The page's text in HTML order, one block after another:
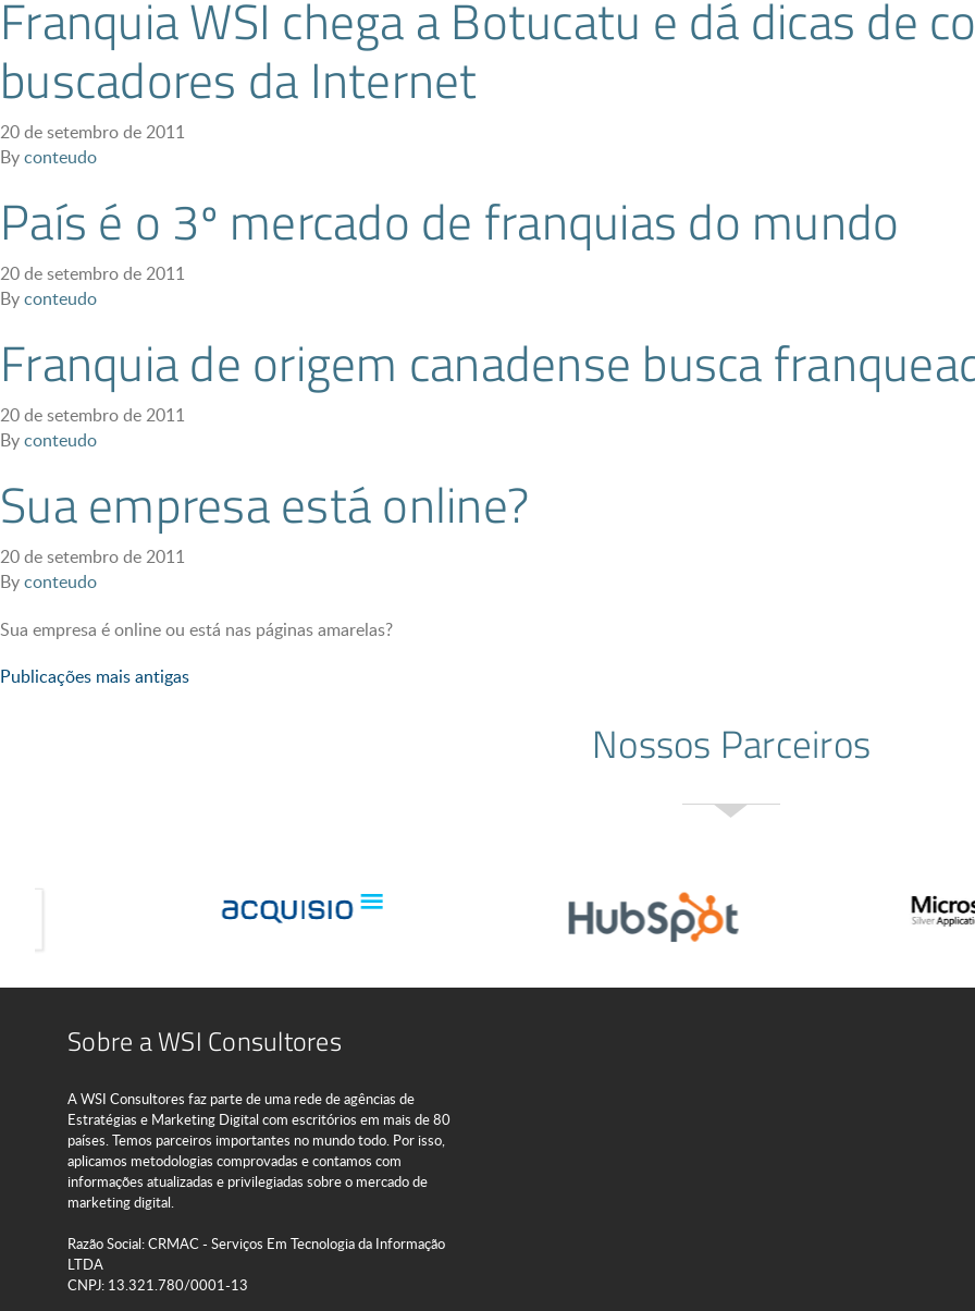
Franquia WSI chega a Botucatu e dá dicas de
buscadores da Internet
20 de setembro de 2011
Byconteudo
País é o 3º mercado de franquias do mundo
20 de setembro de 2011
Byconteudo
Franquia de origem canadense busca
20 de setembro de 2011
Byconteudo
Sua empresa está online?
20 de setembro de 2011
Byconteudo
Sua empresa é online ou está nas páginas amarelas?
Navegação
Publicações mais antigas
Nossos Parceiros
Sobre a WSI Consultores
A WSI Consultores faz parte de uma rede de agências de
Estratégias e Marketing Digital com escritórios em mais de 80
países. Temos parceiros importantes no mundo todo. Por isso,
aplicamos metodologias comprovadas e contamos com
informações atualizadas e privilegiadas sobre o mercado de
marketing digital.
Razão Social: CRMAC - Serviços Em Tecnologia da Informação
LTDA
CNPJ: 13.321.780/0001-13